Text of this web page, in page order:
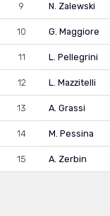
9 N. Zalewski
10 G. Maggiore
11 L. Pellegrini
12 L. Mazzitelli
13 A. Grassi
14 M. Pessina
15 A. Zerbin